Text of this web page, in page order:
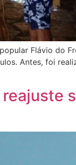
Flávio do
Antes, foi